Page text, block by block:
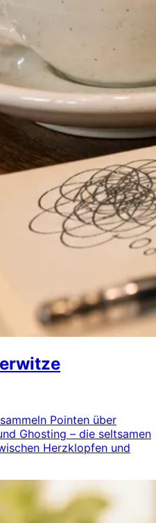
Pointen über
Ghosting – die seltsamen
Herzklopfen und